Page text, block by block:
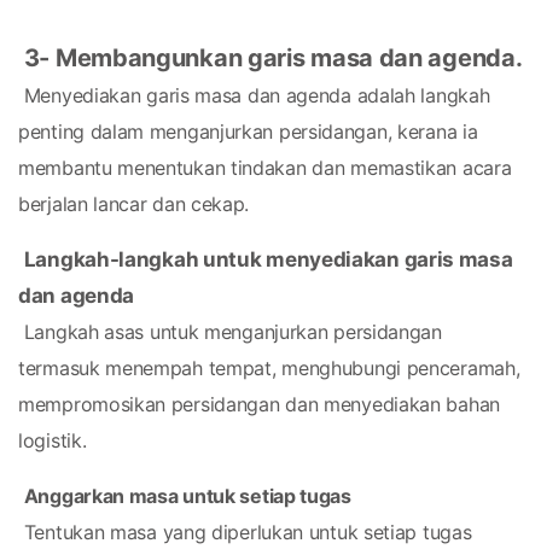
3- Membangunkan garis masa dan agenda.
penting dalam menganjurkan persidangan, kerana ia
membantu menentukan tindakan dan memastikan acara
berjalan lancar dan cekap.
Langkah-langkah untuk menyediakan garis masa
dan agenda
termasuk menempah tempat, menghubungi penceramah,
mempromosikan persidangan dan menyediakan bahan
logistik.
Anggarkan masa untuk setiap tugas